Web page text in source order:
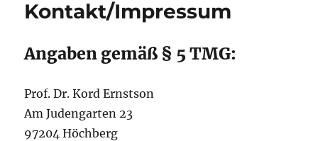
Kontakt/Impressum
Angaben gemäß § 5 TMG:
Prof. Dr. Kord Ernstson
Am Judengarten 23
97204 Höchberg